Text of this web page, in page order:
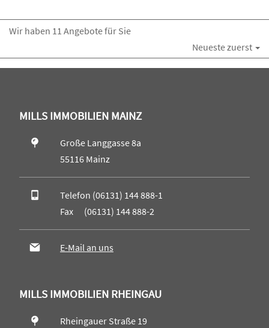
Wir haben 11 Angebote für Sie
Neueste zuerst
MILLS IMMOBILIEN MAINZ
Große Langgasse 8a
55116 Mainz
Telefon (06131) 144 888-1
Fax (06131) 144 888-2
E-Mail an uns
MILLS IMMOBILIEN RHEINGAU
Rheingauer Straße 19